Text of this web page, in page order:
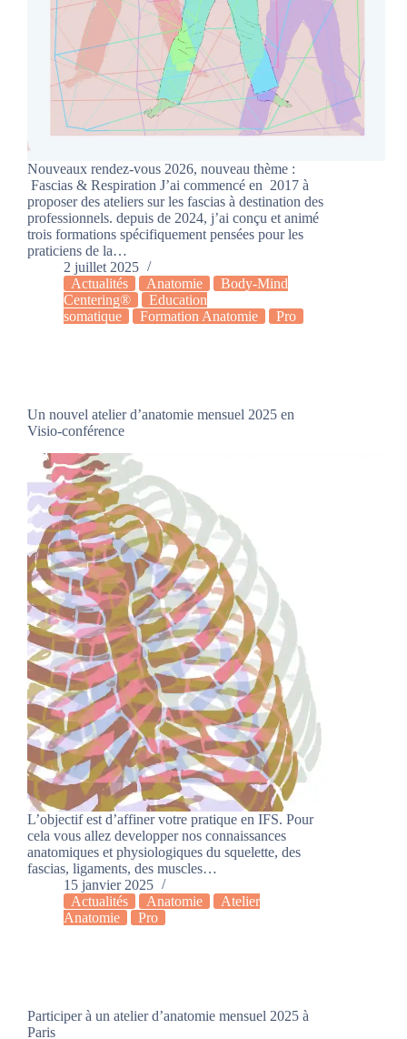
Nouveaux rendez-vous 2026, nouveau thème :
Fascias & Respiration J’ai commencé en 2017 à
proposer des ateliers sur les fascias à destination des
professionnels. depuis de 2024, j’ai conçu et animé
trois formations spécifiquement pensées pour les
praticiens de la…
2 juillet 2025
Actualités
Anatomie
Body-Mind
Centering®
Education
somatique
Formation Anatomie Pro
Un nouvel atelier d’anatomie mensuel 2025 en
Visio-conférence
L’objectif est d’affiner votre pratique en IFS. Pour
cela vous allez developper nos connaissances
anatomiques et physiologiques du squelette, des
fascias, ligaments, des muscles…
15 janvier 2025
Actualités
Anatomie
Atelier
Anatomie
Pro
Participer à un atelier d’anatomie mensuel 2025 à
Paris